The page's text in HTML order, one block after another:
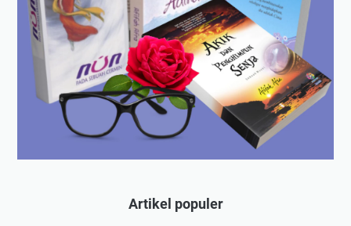
Artikel populer